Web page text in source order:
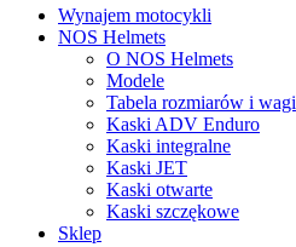
Wynajem motocykli
NOS Helmets
O NOS Helmets
Modele
Tabela rozmiarów i wagi
Kaski ADV Enduro
Kaski integralne
Kaski JET
Kaski otwarte
Kaski szczękowe
Sklep